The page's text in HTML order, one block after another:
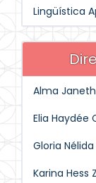
Lingüística
Alma
Elia Haydée
Gloria
Karina